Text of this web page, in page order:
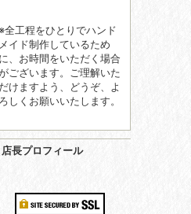
全工程をひとりでハンド
メイド制作しているため
に、お時間をいただく場合
ございます。ご理解いた
だけますよう、どうぞ、よ
ろしくお願いいたします。
店長プロフィール